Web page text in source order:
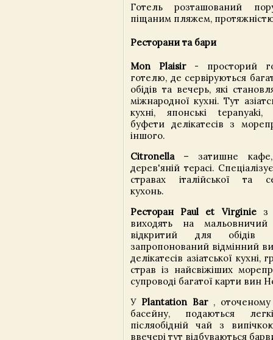
Готель розташований
піщаним пляжем,
Ресторани та бари
Mon Plaisir- просторий
готелю, де сервіруються
обідів та вечерь, які
міжнародної кухні. Тут
кухні, японські tepanyaki,
буфети делікатесів з
іншого.
Citronella– затишне кафе,
дерев'яній терасі.
стравах італійської та
кухонь.
Ресторан Paul et Virginieз
виходять на
відкритий для
запропонований відмінний
делікатесів азіатської
страв із найсвіжіших
супроводі багатої карти вин
У Plantation Bar, оточеному
басейну, подаються
післяобідній чай з
ввечері тут відбуваються